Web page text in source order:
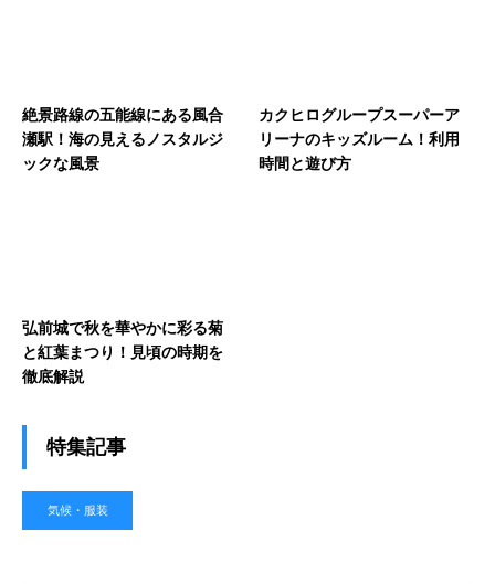
絶景路線の五能線にある風合
瀬駅！海の見えるノスタルジ
ックな風景
カクヒログループスーパーア
リーナのキッズルーム！利用
時間と遊び方
弘前城で秋を華やかに彩る菊
と紅葉まつり！見頃の時期を
徹底解説
特集記事
気候・服装